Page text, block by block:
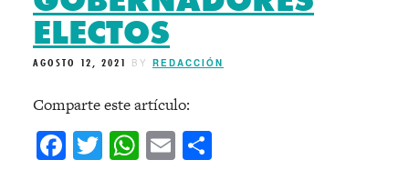
ELECTOS
AGOSTO 12, 2021 BY REDACCIÓN
Comparte este artículo:
Facebook
Twitter
WhatsApp
Email